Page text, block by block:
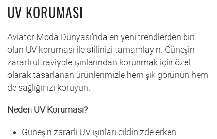
UV KORUMASI
Aviator Moda Dünyası’nda en yeni trendlerden biri
olan UV koruması ile stilinizi tamamlayın. Güneşin
zararlı ultraviyole ışınlarından korunmak için özel
olarak tasarlanan ürünlerimizle hem şık görünün hem
de sağlığınızı koruyun.
Neden UV Koruması?
Güneşin zararlı UV ışınları cildinizde erken